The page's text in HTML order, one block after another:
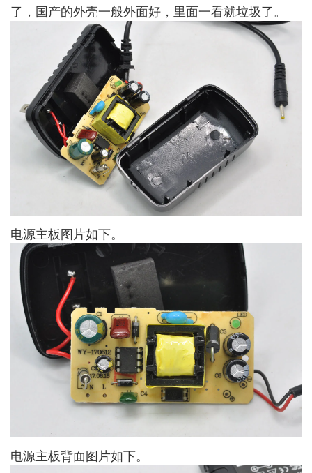
了，国产的外壳一般外面好，里面一看就垃圾了。
电源主板图片如下。
电源主板背面图片如下。